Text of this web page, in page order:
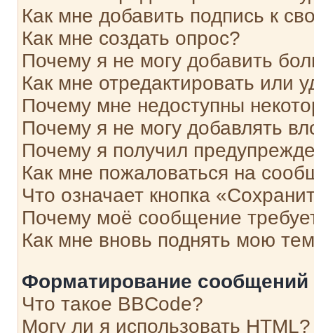
Как мне добавить подпись к
Как мне создать опрос?
Почему я не могу добавить
Как мне отредактировать или
Почему мне недоступны
Почему я не могу добавлять
Почему я получил
Как мне пожаловаться на
Что означает кнопка
Почему моё сообщение
Как мне вновь поднять мою
Форматирование
Что такое BBCode?
Могу ли я использовать HTML?